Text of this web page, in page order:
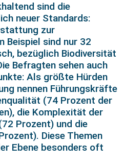
sind die
neuer Standards:
zur
sind nur 32
bezüglich Biodiversität
Befragten sehen auch
Als größte Hürden
nennen Führungskräfte
(74 Prozent der
die Komplexität der
Prozent) und die
Diese Themen
Ebene besonders oft